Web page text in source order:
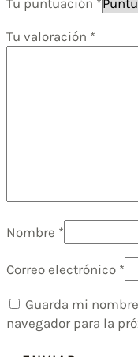
Tu puntuación *
Tu valoración *
Nombre *
Correo electrónico *
Guarda mi
navegador para la